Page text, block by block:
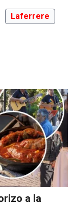
Laferrere
a la